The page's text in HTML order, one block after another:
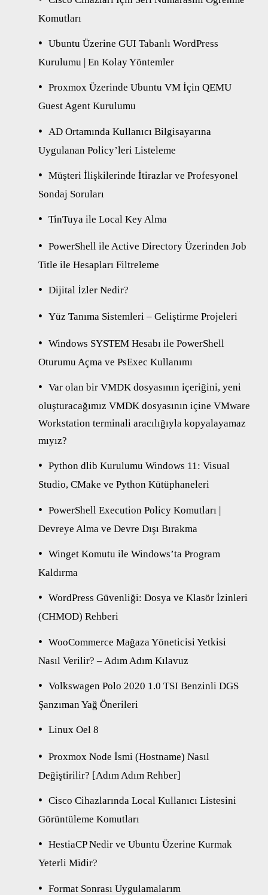
Komutları
Ubuntu Üzerine GUI Tabanlı WordPress
Kurulumu | En Kolay Yöntemler
Proxmox Üzerinde Ubuntu VM İçin QEMU
Guest Agent Kurulumu
AD Ortamında Kullanıcı Bilgisayarına
Uygulanan Policy’leri Listeleme
Müşteri İlişkilerinde İtirazlar ve Profesyonel
Sondaj Soruları
TinTuya ile Local Key Alma
PowerShell ile Active Directory Üzerinden Job
Title ile Hesapları Filtreleme
Dijital İzler Nedir?
Yüz Tanıma Sistemleri – Geliştirme Projeleri
Windows SYSTEM Hesabı ile PowerShell
Oturumu Açma ve PsExec Kullanımı
Var olan bir VMDK dosyasının içeriğini, yeni
oluşturacağımız VMDK dosyasının içine VMware
Workstation terminali aracılığıyla kopyalayamaz
mıyız?
Python dlib Kurulumu Windows 11: Visual
Studio, CMake ve Python Kütüphaneleri
PowerShell Execution Policy Komutları |
Devreye Alma ve Devre Dışı Bırakma
Winget Komutu ile Windows’ta Program
Kaldırma
WordPress Güvenliği: Dosya ve Klasör İzinleri
(CHMOD) Rehberi
WooCommerce Mağaza Yöneticisi Yetkisi
Nasıl Verilir? – Adım Adım Kılavuz
Volkswagen Polo 2020 1.0 TSI Benzinli DGS
Şanzıman Yağ Önerileri
Linux Oel 8
Proxmox Node İsmi (Hostname) Nasıl
Değiştirilir? [Adım Adım Rehber]
Cisco Cihazlarında Local Kullanıcı Listesini
Görüntüleme Komutları
HestiaCP Nedir ve Ubuntu Üzerine Kurmak
Yeterli Midir?
Format Sonrası Uygulamalarım